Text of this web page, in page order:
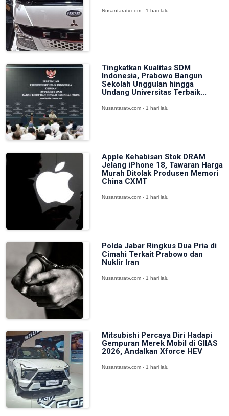
Nusantaratv.com - 1 hari lalu
Tingkatkan Kualitas SDM
Indonesia, Prabowo Bangun
Sekolah Unggulan hingga
Undang Universitas Terbaik...
Nusantaratv.com - 1 hari lalu
Apple Kehabisan Stok DRAM
Jelang iPhone 18, Tawaran Harga
Murah Ditolak Produsen Memori
China CXMT
Nusantaratv.com - 1 hari lalu
Polda Jabar Ringkus Dua Pria di
Cimahi Terkait Prabowo dan
Nuklir Iran
Nusantaratv.com - 1 hari lalu
Mitsubishi Percaya Diri Hadapi
Gempuran Merek Mobil di GIIAS
2026, Andalkan Xforce HEV
Nusantaratv.com - 1 hari lalu